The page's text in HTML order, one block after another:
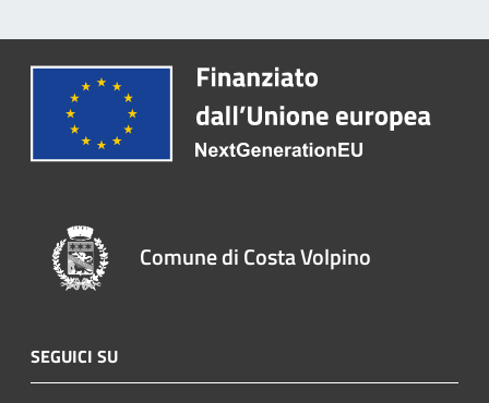
Comune di Costa Volpino
SEGUICI SU